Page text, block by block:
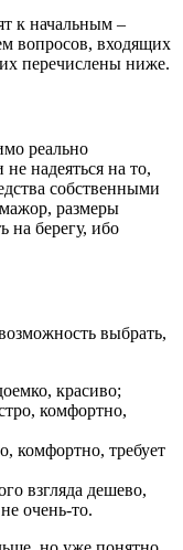
к начальным –
вопросов, входящих
перечислены ниже.
реально
надеяться на то,
собственными
размеры
на берегу, ибо
выбрать,
красиво;
комфортно,
комфортно, требует
взгляда дешево,
очень-то.